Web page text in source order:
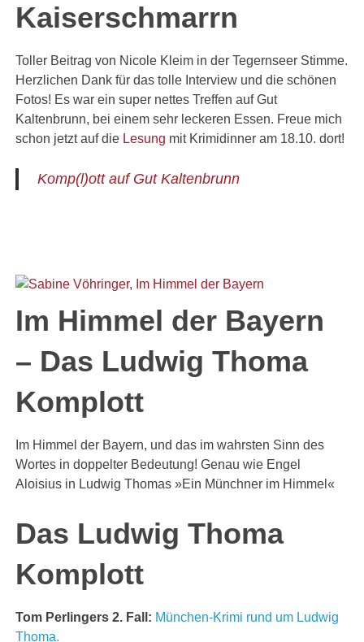
Kaiserschmarrn
Toller Beitrag von Nicole Kleim in der Tegernseer Stimme.
Herzlichen Dank für das tolle Interview und die schönen
Fotos! Es war ein super nettes Treffen auf Gut
Kaltenbrunn, bei einem sehr leckeren Essen. Freue mich
schon jetzt auf die Lesung mit Krimidinner am 18.10. dort!
Komp(l)ott auf Gut Kaltenbrunn
Im Himmel der Bayern
– Das Ludwig Thoma
Komplott
Im Himmel der Bayern, und das im wahrsten Sinn des
Wortes in doppelter Bedeutung! Genau wie Engel
Aloisius in Ludwig Thomas »Ein Münchner im Himmel«
Das Ludwig Thoma
Komplott
Tom Perlingers 2. Fall: München-Krimi rund um Ludwig
Thoma.